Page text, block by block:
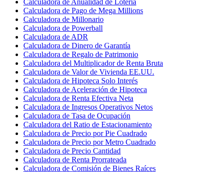
Calculadora de Pago de Mega Millions
Calculadora de Millonario
Calculadora de Powerball
Calculadora de ADR
Calculadora de Dinero de Garantía
Calculadora de Regalo de Patrimonio
Calculadora del Multiplicador de Renta Bruta
Calculadora de Valor de Vivienda EE.UU.
Calculadora de Hipoteca Solo Interés
Calculadora de Aceleración de Hipoteca
Calculadora de Renta Efectiva Neta
Calculadora de Ingresos Operativos Netos
Calculadora de Tasa de Ocupación
Calculadora del Ratio de Estacionamiento
Calculadora de Precio por Pie Cuadrado
Calculadora de Precio por Metro Cuadrado
Calculadora de Precio Cantidad
Calculadora de Renta Prorrateada
Calculadora de Comisión de Bienes Raíces